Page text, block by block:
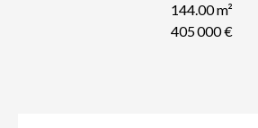
144.00m²
405 000 €